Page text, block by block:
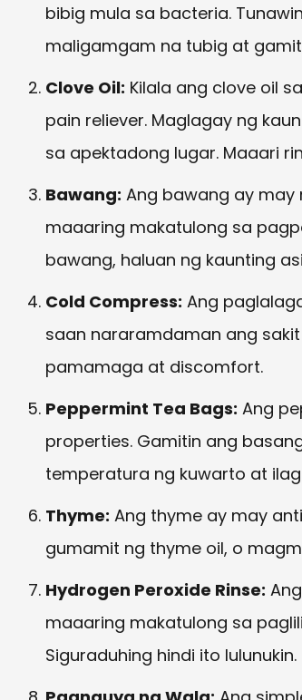
bibig mula sa bacteria.
maligamgam na tubig at
Clove Oil: Kilala ang clove oil
pain reliever. Maglagay ng
sa apektadong lugar. Maaari
Bawang: Ang bawang ay
maaaring makatulong sa
bawang, haluan ng kaunting
Cold Compress: Ang
saan nararamdaman ang
pamamaga at discomfort.
Peppermint Tea Bags: Ang
properties. Gamitin ang
temperatura ng kuwarto at
Thyme: Ang thyme ay may
gumamit ng thyme oil, o
Hydrogen Peroxide Rinse:
maaaring makatulong sa
Siguraduhing hindi ito lulunukin.